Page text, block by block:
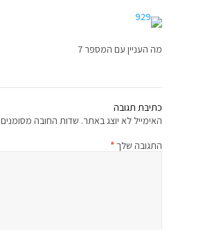
מה העניין עם המספר 7
כתיבת תגובה
האימייל לא יוצג באתר. שדות החובה מסומנים
התגובה שלך*